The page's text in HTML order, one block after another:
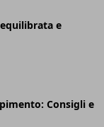
e
Consigli e